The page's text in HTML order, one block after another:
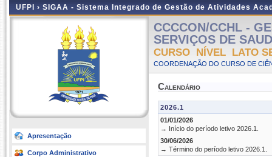
UFPI › SIGAA - Sistema Integrado de Gestão de Atividades
Apresentação
Corpo Administrativo
CCCCON/CCHL -
SERVIÇOS DE
CURSO NÍVEL LATO
COORDENAÇÃO DO CURSO DE
Calendário
2026.1
01/01/2026
→ Início do período letivo 2026.1.
30/06/2026
→ Término do período letivo 2026.1.